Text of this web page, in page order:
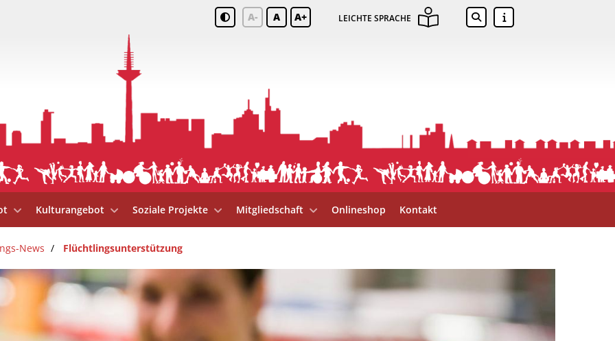
A- A A+ LEICHTE SPRACHE
Kulturangebot Soziale Projekte Mitgliedschaft Onlineshop Kontakt
News Flüchtlingsunterstützung